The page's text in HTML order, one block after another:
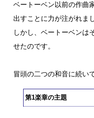
ベートーベン以前の作曲
出すことに力が注がれま
しかし、ベートーベンは
せたのです。
冒頭の二つの和音に続い
第1楽章の主題